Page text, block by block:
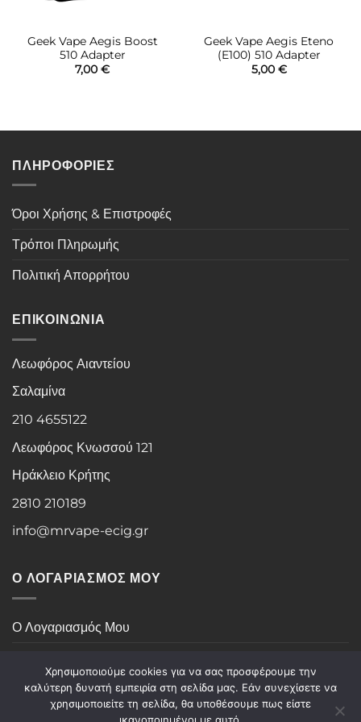
Geek Vape Aegis Boost
510 Adapter
7,00 €
Geek Vape Aegis Eteno
(E100) 510 Adapter
5,00 €
ΠΛΗΡΟΦΟΡΙΕΣ
Όροι Χρήσης & Επιστροφές
Τρόποι Πληρωμής
Πολιτική Απορρήτου
ΕΠΙΚΟΙΝΩΝΙΑ
Λεωφόρος Αιαντείου
Σαλαμίνα
210 4655122
Λεωφόρος Κνωσσού 121
Ηράκλειο Κρήτης
2810 210189
info@mrvape-ecig.gr
Ο ΛΟΓΑΡΙΑΣΜΟΣ ΜΟΥ
Ο Λογαριασμός Μου
Visa PayPal Stripe
Χρησιμοποιούμε cookies για να σας προσφέρουμε την
καλύτερη δυνατή εμπειρία στη σελίδα μας. Εάν συνεχίσετε να
χρησιμοποιείτε τη σελίδα, θα υποθέσουμε πως είστε
ικανοποιημένοι με αυτό.